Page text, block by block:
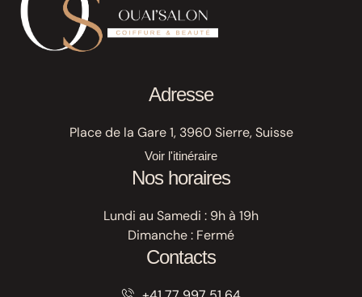
Adresse
Place de la Gare 1, 3960 Sierre, Suisse
Voir l'itinéraire
Nos horaires
Lundi au Samedi : 9h à 19h
Dimanche : Fermé
Contacts